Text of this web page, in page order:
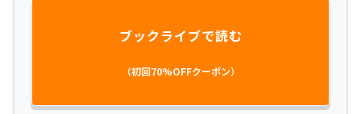
ブックライブで読む
（初回70%OFFクーポン）